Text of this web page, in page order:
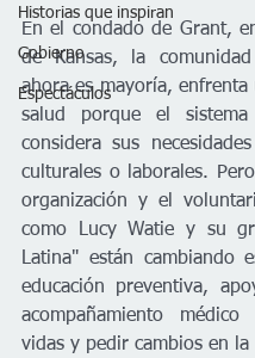
Historias que inspiran
Gobierno
Espectáculos
En el condado de Grant,
de Kansas, la
ahora es mayoría, enfrenta
salud porque el
considera sus
culturales o laborales.
organización y el
como Lucy Watie y su
Latina" están cambiando
educación preventiva,
acompañamiento
vidas y pedir cambios en la